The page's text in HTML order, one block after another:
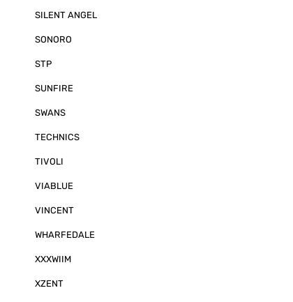
SILENT ANGEL
SONORO
STP
SUNFIRE
SWANS
TECHNICS
TIVOLI
VIABLUE
VINCENT
WHARFEDALE
XXXWIIM
XZENT